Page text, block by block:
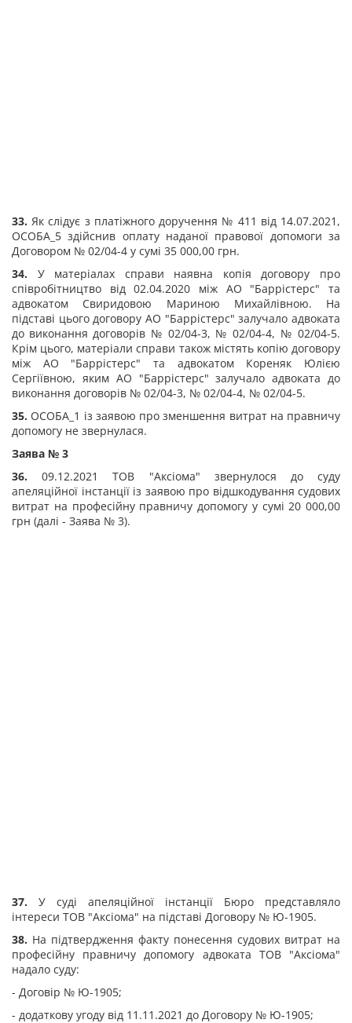
33. Як слідує з платіжного доручення № 411 від 14.07.2021,
ОСОБА_5 здійснив оплату наданої правової допомоги за
Договором № 02/04-4 у сумі 35 000,00 грн.
34. У матеріалах справи наявна копія договору про
співробітництво від 02.04.2020 між АО "Баррістерс" та
адвокатом Свиридовою Мариною Михайлівною. На
підставі цього договору АО "Баррістерс" залучало адвоката
до виконання договорів № 02/04-3, № 02/04-4, № 02/04-5.
Крім цього, матеріали справи також містять копію договору
між АО "Баррістерс" та адвокатом Кореняк Юлією
Сергіївною, яким АО "Баррістерс" залучало адвоката до
виконання договорів № 02/04-3, № 02/04-4, № 02/04-5.
35. ОСОБА_1 із заявою про зменшення витрат на правничу
допомогу не звернулася.
Заява № 3
36. 09.12.2021 ТОВ "Аксіома" звернулося до суду
апеляційної інстанції із заявою про відшкодування судових
витрат на професійну правничу допомогу у сумі 20 000,00
грн (далі - Заява № 3).
37. У суді апеляційної інстанції Бюро представляло
інтереси ТОВ "Аксіома" на підставі Договору № Ю-1905.
38. На підтвердження факту понесення судових витрат на
професійну правничу допомогу адвоката ТОВ "Аксіома"
надало суду:
- Договір № Ю-1905;
- додаткову угоду від 11.11.2021 до Договору № Ю-1905;